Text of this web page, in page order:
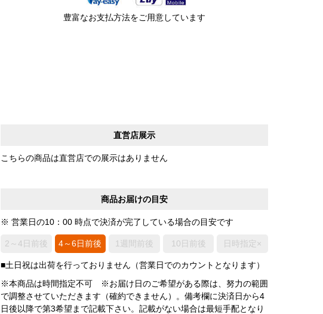
豊富なお支払方法をご用意しています
直営店展示
こちらの商品は直営店での展示はありません
商品お届けの目安
※ 営業日の10：00 時点で決済が完了している場合の目安です
2～4日前後 4～6日前後 1週間前後 10日前後 日時指定×
■土日祝は出荷を行っておりません（営業日でのカウントとなります）
※本商品は時間指定不可 ※お届け日のご希望がある際は、努力の範囲
で調整させていただきます（確約できません）。備考欄に決済日から4
日後以降で第3希望まで記載下さい。記載がない場合は最短手配となり